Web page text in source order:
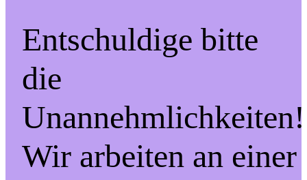
Entschuldige bitte
die
Unannehmlichkeiten!
Wir arbeiten an einer